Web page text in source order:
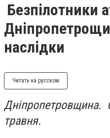
Безпілотники
наслідки
Читать на русском
Дніпропетровщина.
травня.